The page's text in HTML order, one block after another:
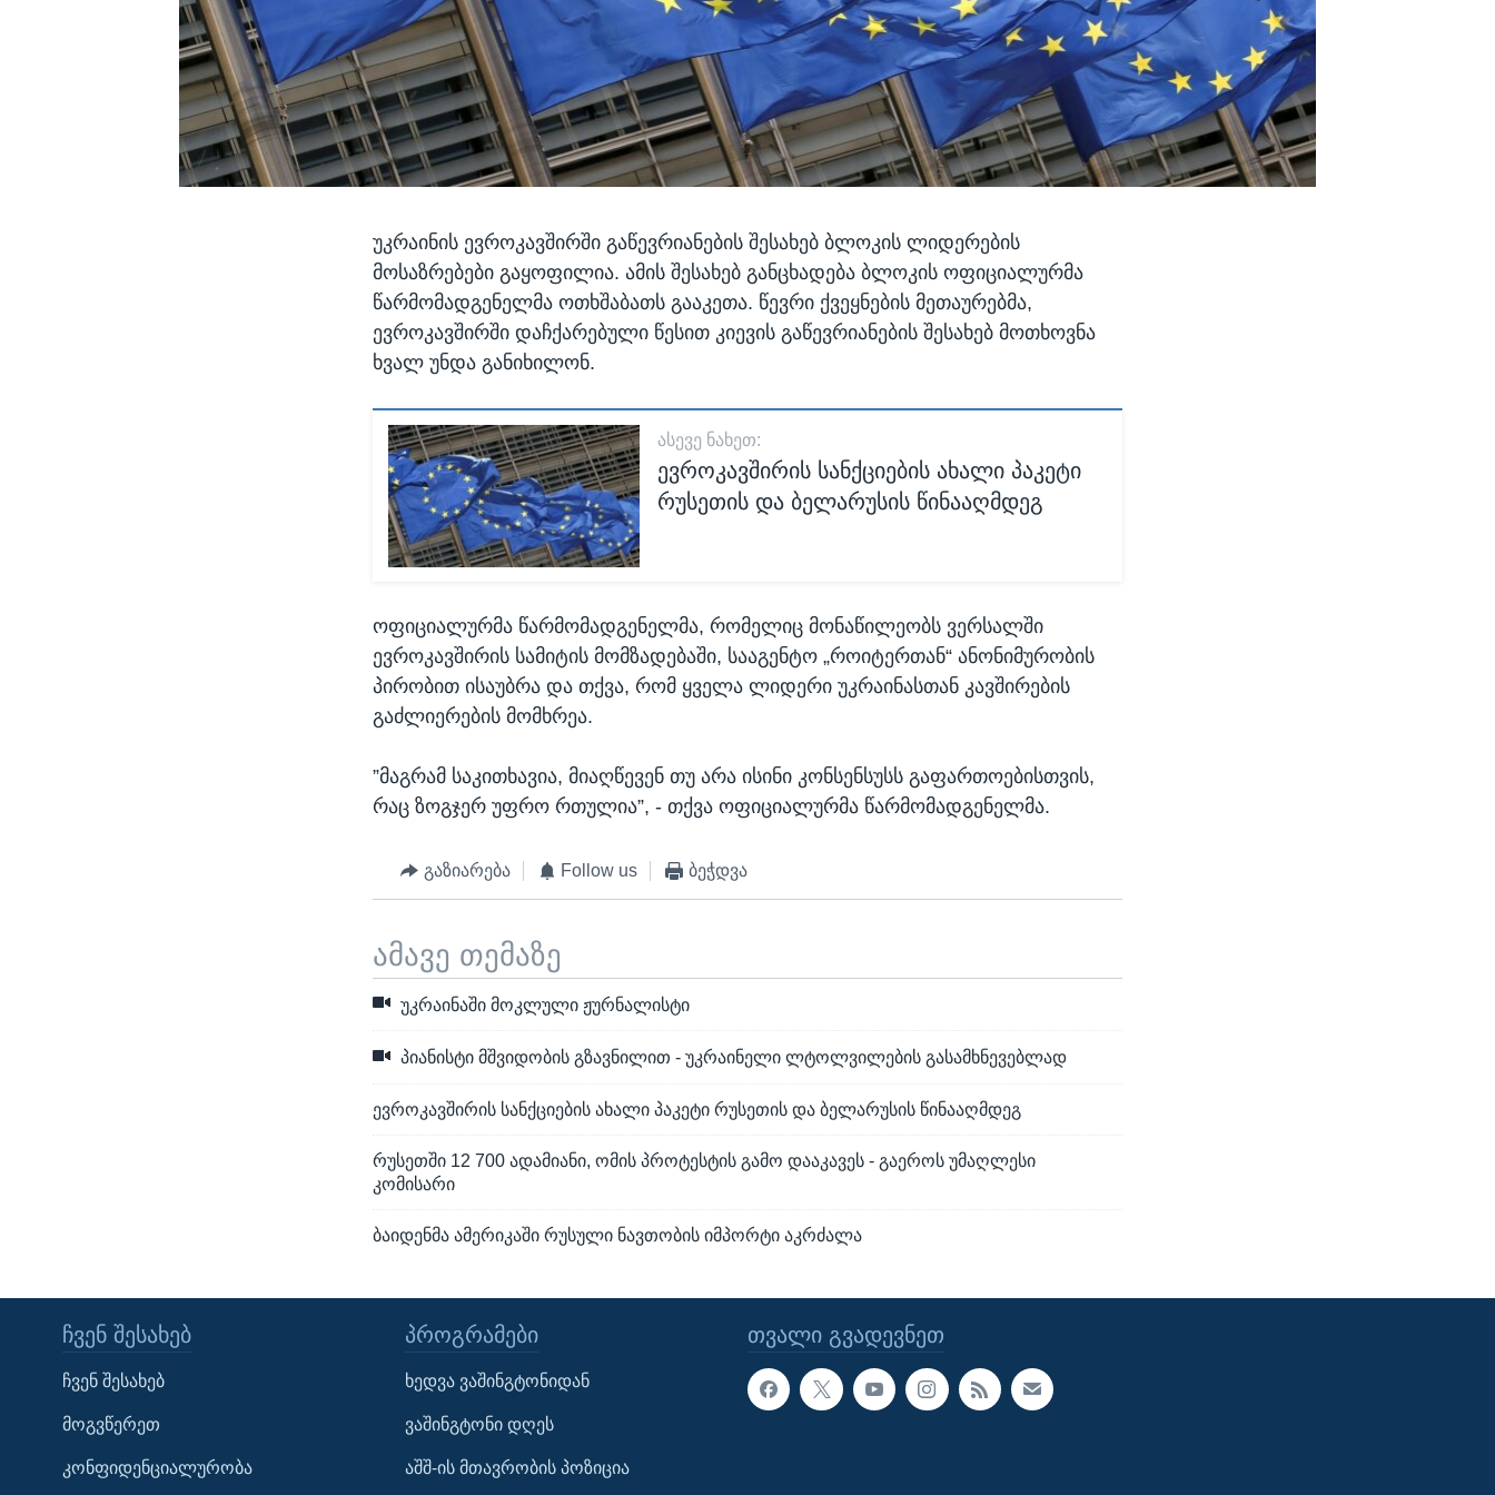
Learning English
ᲗᲕᲐᲚᲘ ᲒᲕᲐᲓᲔᲕᲜᲔᲗ
უკრაინის ევროკავშირში გაწევრიანების შესახებ ბლოკის ლიდერების
მოსაზრებები გაყოფილია. ამის შესახებ განცხადება ბლოკის ოფიციალურმა
წარმომადგენელმა ოთხშაბათს გააკეთა. წევრი ქვეყნების მეთაურებმა,
ევროკავშირში დაჩქარებული წესით კიევის გაწევრიანების შესახებ მოთხოვნა
ხვალ უნდა განიხილონ.
ᲐᲡᲔᲕᲔ ᲜᲐᲮᲔᲗ:
ევროკავშირის სანქციების ახალი პაკეტი
რუსეთის და ბელარუსის წინააღმდეგ
ოფიციალურმა წარმომადგენელმა, რომელიც მონაწილეობს ვერსალში
ევროკავშირის სამიტის მომზადებაში, სააგენტო „როიტერთან“ ანონიმურობის
პირობით ისაუბრა და თქვა, რომ ყველა ლიდერი უკრაინასთან კავშირების
გაძლიერების მომხრეა.
”მაგრამ საკითხავია, მიაღწევენ თუ არა ისინი კონსენსუსს გაფართოებისთვის,
რაც ზოგჯერ უფრო რთულია”, - თქვა ოფიციალურმა წარმომადგენელმა.
გაზიარება Follow us ბეჭდვა
ამავე თემაზე
უკრაინაში მოკლული ჟურნალისტი
პიანისტი მშვიდობის გზავნილით - უკრაინელი ლტოლვილების გასამხნევებლად
ევროკავშირის სანქციების ახალი პაკეტი რუსეთის და ბელარუსის წინააღმდეგ
რუსეთში 12 700 ადამიანი, ომის პროტესტის გამო დააკავეს - გაეროს უმაღლესი
კომისარი
ბაიდენმა ამერიკაში რუსული ნავთობის იმპორტი აკრძალა
ᲗᲕᲐᲚᲘ ᲒᲕᲐᲓᲔᲕᲜᲔᲗ
ᲩᲕᲔᲜ ᲨᲔᲡᲐᲮᲔᲑ
ჩვენ შესახებ
მოგვწერეთ
კონფიდენციალურობა
ᲞᲠᲝᲒᲠᲐᲛᲔᲑᲘ
ხედვა ვაშინგტონიდან
ვაშინგტონი დღეს
აშშ-ის მთავრობის პოზიცია